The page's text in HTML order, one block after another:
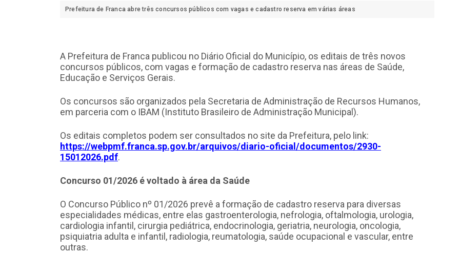
Prefeitura de Franca abre três concursos públicos com vagas e cadastro reserva em várias áreas
A Prefeitura de Franca publicou no Diário Oficial do Município, os editais de três novos
concursos públicos, com vagas e formação de cadastro reserva nas áreas de Saúde,
Educação e Serviços Gerais.
Os concursos são organizados pela Secretaria de Administração de Recursos Humanos,
em parceria com o IBAM (Instituto Brasileiro de Administração Municipal).
Os editais completos podem ser consultados no site da Prefeitura, pelo link:
https://webpmf.franca.sp.gov.br/arquivos/diario-oficial/documentos/2930-
15012026.pdf.
Concurso 01/2026 é voltado à área da Saúde
O Concurso Público nº 01/2026 prevê a formação de cadastro reserva para diversas
especialidades médicas, entre elas gastroenterologia, nefrologia, oftalmologia, urologia,
cardiologia infantil, cirurgia pediátrica, endocrinologia, geriatria, neurologia, oncologia,
psiquiatria adulta e infantil, radiologia, reumatologia, saúde ocupacional e vascular, entre
outras.